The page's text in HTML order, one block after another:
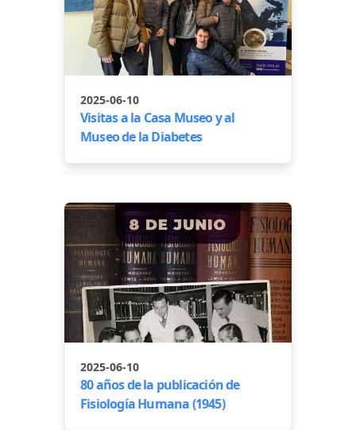
2025-06-10
Visitas a la Casa Museo y al
Museo de la Diabetes
2025-06-10
80 años de la publicación de
Fisiología Humana (1945)